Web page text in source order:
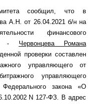
сообщил, что в
А.Н. от 26.04.2021 б/н на
финансового
- Червонцева Романа
проверки составлен
управляющего от
управляющего
Федерального закона «О
N 127-ФЗ. В адрес